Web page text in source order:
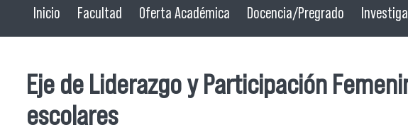
Inicio Facultad Oferta Académica Docencia/Pregrado
Eje de Liderazgo y Participación
escolares